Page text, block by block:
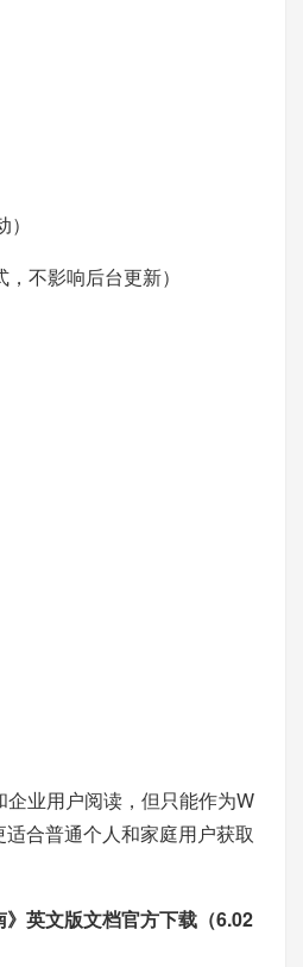
不影响后台更新）
业用户阅读，但只能作为W
合普通个人和家庭用户获取
英文版文档官方下载（6.02